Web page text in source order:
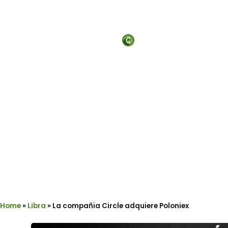
Home» Libra » La compañia Circle adquiere Poloniex